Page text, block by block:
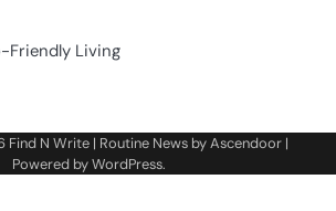
Friendly Living
Find N Write| Routine News byAscendoor|
Powered byWordPress.